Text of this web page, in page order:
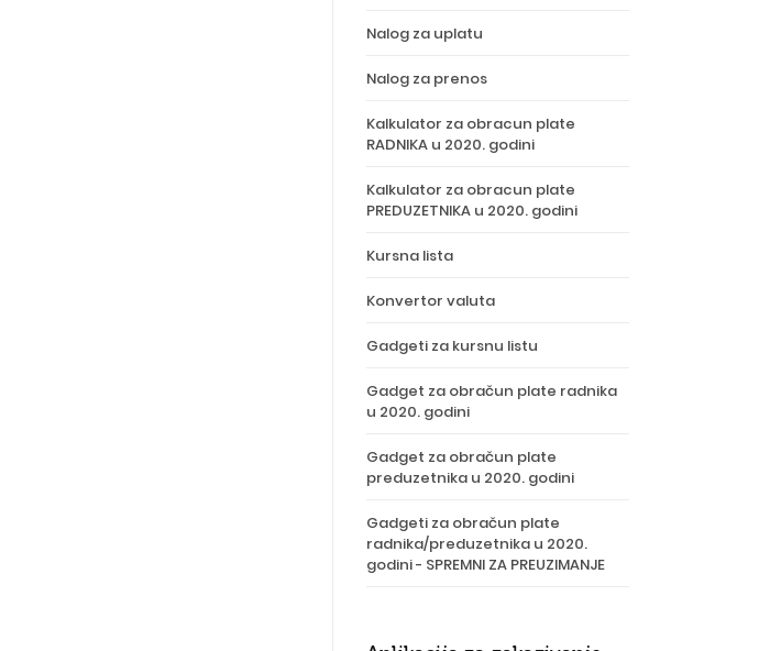
Nalog za uplatu
Nalog za prenos
Kalkulator za obracun plate
RADNIKA u 2020. godini
Kalkulator za obracun plate
PREDUZETNIKA u 2020. godini
Kursna lista
Konvertor valuta
Gadgeti za kursnu listu
Gadget za obračun plate radnika
u 2020. godini
Gadget za obračun plate
preduzetnika u 2020. godini
Gadgeti za obračun plate
radnika/preduzetnika u 2020.
godini - SPREMNI ZA PREUZIMANJE